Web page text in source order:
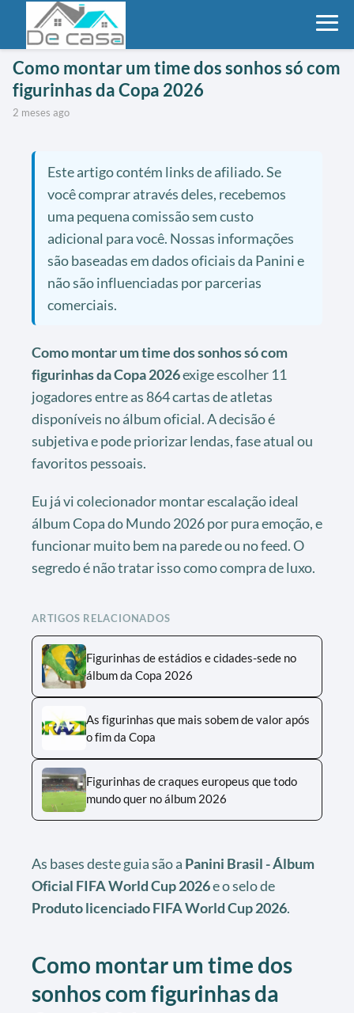
Como montar um time dos sonhos só com
figurinhas da Copa 2026
2 meses ago
Este artigo contém links de afiliado. Se
você comprar através deles, recebemos
uma pequena comissão sem custo
adicional para você. Nossas informações
são baseadas em dados oficiais da Panini e
não são influenciadas por parcerias
comerciais.
Como montar um time dos sonhos só com
figurinhas da Copa 2026exige escolher 11
jogadores entre as 864 cartas de atletas
disponíveis no álbum oficial. A decisão é
subjetiva e pode priorizar lendas, fase atual ou
favoritos pessoais.
Eu já vi colecionador montar escalação ideal
álbum Copa do Mundo 2026 por pura emoção, e
funcionar muito bem na parede ou no feed. O
segredo é não tratar isso como compra de luxo.
ARTIGOS RELACIONADOS
Figurinhas de estádios e cidades-sede no
álbum da Copa 2026
As figurinhas que mais sobem de valor após
o fim da Copa
Figurinhas de craques europeus que todo
mundo quer no álbum 2026
As bases deste guia são a Panini Brasil - Álbum
Oficial FIFA World Cup 2026e o selo de
Produto licenciado FIFA World Cup 2026.
Como montar um time dos
sonhos com figurinhas da